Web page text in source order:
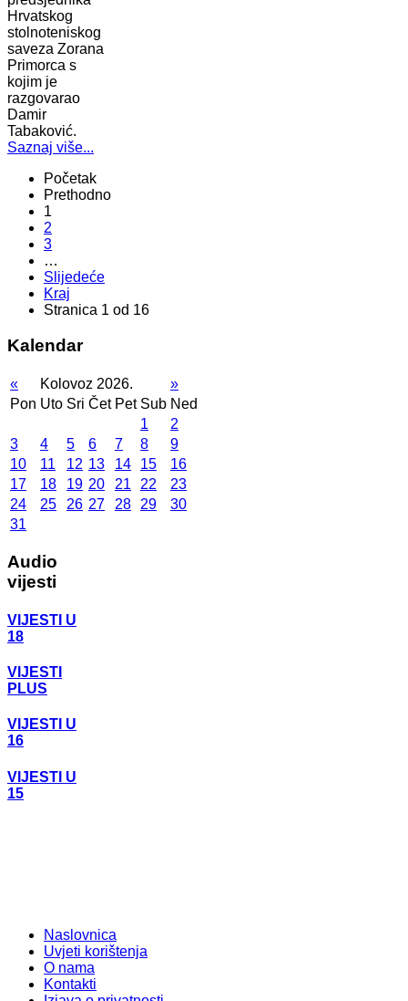
Hrvatskog
stolnoteniskog
saveza Zorana
Primorca s
kojim je
razgovarao
Damir
Tabaković.
Saznaj više...
Početak
Prethodno
1
2
3
…
Slijedeće
Kraj
Stranica 1 od 16
Kalendar
« Kolovoz 2026.
»
Pon Uto Sri Čet Pet Sub Ned
1
2
3
4 5 6 7 8
9
10
11 12 13 14 15
16
17
18 19 20 21 22
23
24
25 26 27 28 29
30
31
Audio
vijesti
VIJESTI U
18
VIJESTI
PLUS
VIJESTI U
16
VIJESTI U
15
Naslovnica
Uvjeti korištenja
O nama
Kontakti